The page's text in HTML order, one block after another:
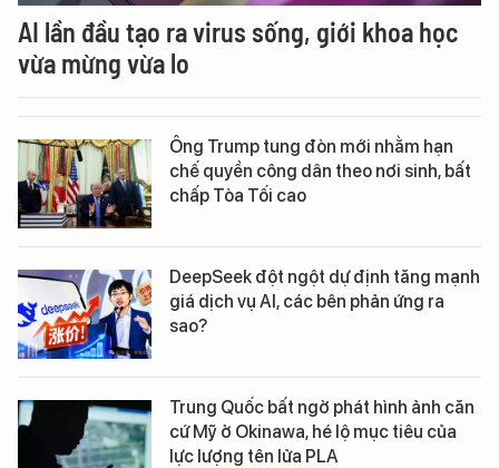
AI lần đầu tạo ra virus sống, giới khoa học
vừa mừng vừa lo
Ông Trump tung đòn mới nhằm hạn
chế quyền công dân theo nơi sinh, bất
chấp Tòa Tối cao
DeepSeek đột ngột dự định tăng mạnh
giá dịch vụ AI, các bên phản ứng ra
sao?
Trung Quốc bất ngờ phát hình ảnh căn
cứ Mỹ ở Okinawa, hé lộ mục tiêu của
lực lượng tên lửa PLA